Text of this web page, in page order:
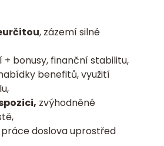
, zázemí silné
bonusy, finanční stabilitu,
benefitů, využití
zvýhodněné
doslova uprostřed